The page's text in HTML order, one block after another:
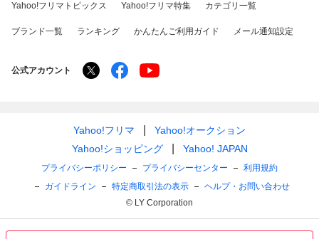
Yahoo!フリマトピックス Yahoo!フリマ特集 カテゴリ一覧
ブランド一覧 ランキング かんたんご利用ガイド メール通知設定
公式アカウント
Yahoo!フリマ
Yahoo!オークション
Yahoo!ショッピング
Yahoo! JAPAN
プライバシーポリシー プライバシーセンター
利用規約
ガイドライン
特定商取引法の表示
ヘルプ・お問い合わせ
© LY Corporation